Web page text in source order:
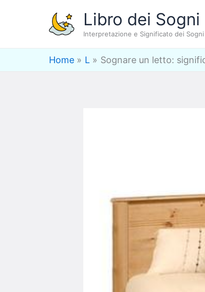
Libro dei Sogni
Interpretazione e Significato dei Sogni
Home L Sognare un letto: